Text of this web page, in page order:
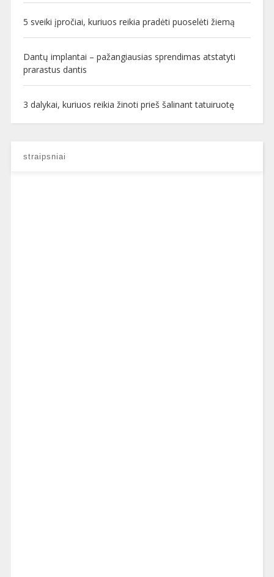
5 sveiki įpročiai, kuriuos reikia pradėti puoselėti žiemą
Dantų implantai – pažangiausias sprendimas atstatyti
prarastus dantis
3 dalykai, kuriuos reikia žinoti prieš šalinant tatuiruotę
straipsniai